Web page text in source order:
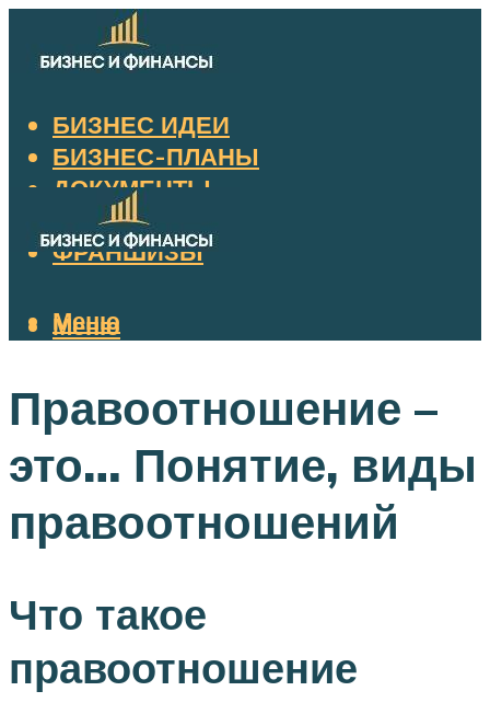
БИЗНЕС ИДЕИ
БИЗНЕС-ПЛАНЫ
ДОКУМЕНТЫ
НАЛОГИ
ФРАНШИЗЫ
Меню
Меню
Правоотношение –
это… Понятие, виды
правоотношений
Что такое
правоотношение